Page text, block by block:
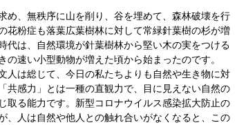
、無秩序に山を削り、谷を埋めて、森林破壊を行
花粉症も落葉広葉樹林に対して常緑針葉樹の杉が増
代は、自然環境が針葉樹林から堅い木の実をつける
速い小型動物が増えた頃から始まったのです。
人は総じて、今日の私たちよりも自然や生き物に対
共感力」とは一種の直観力で、目に見えない自然の
取る能力です。新型コロナウイルス感染拡大防止の
、人は自然や他人との触れ合いがなくなると、この